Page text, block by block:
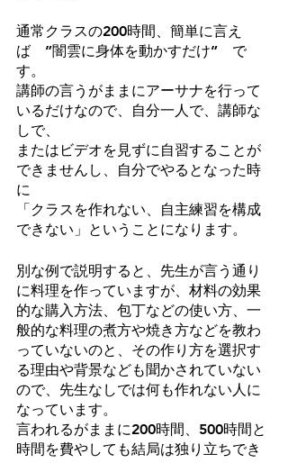
通常クラスの200時間、簡単に言え
ば　”闇雲に身体を動かすだけ”　で
す。
講師の言うがままにアーサナを行って
いるだけなので、自分一人で、講師な
しで、
またはビデオを見ずに自習することが
できませんし、自分でやるとなった時
に
「クラスを作れない、自主練習を構成
できない」ということになります。
別な例で説明すると、先生が言う通り
に料理を作っていますが、材料の効果
的な購入方法、包丁などの使い方、一
般的な料理の煮方や焼き方などを教わ
っていないのと、その作り方を選択す
る理由や背景なども聞かされていない
ので、先生なしでは何も作れない人に
なっています。
言われるがままに200時間、500時間と
時間を費やしても結局は独り立ちでき